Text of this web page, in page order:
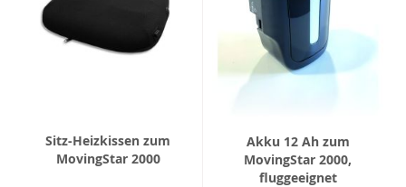
Sitz-Heizkissen zum
MovingStar 2000
Akku 12 Ah zum
MovingStar 2000,
fluggeeignet